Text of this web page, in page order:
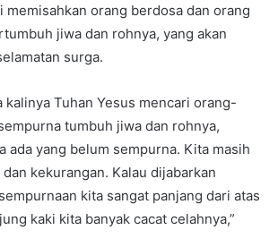
memisahkan orang berdosa dan orang
jiwa dan rohnya, yang akan
surga.
kalinya Tuhan Yesus mencari orang-
tumbuh jiwa dan rohnya,
ada yang belum sempurna. Kita masih
kekurangan. Kalau dijabarkan
kita sangat panjang dari atas
kaki kita banyak cacat celahnya,”